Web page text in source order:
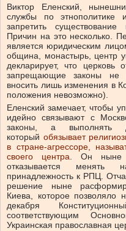
Виктор Еленский,
службы по этнополитике
запретить
Причин на это несколько.
является юридическим
община, монастырь, центр
декларирует, что церковь
запрещающие законы не
вносить лишь изменения в
положения невозможно).
Еленский замечает, чтобы
идейно связывают с
законы, а выполнять
который обязывает
в стране-агрессоре,
своего центра. Он ныне
отказывается менять
принадлежность к РПЦ.
решение ныне
Киева, которое позволяло
декабря
соответствующим
Украинская православная